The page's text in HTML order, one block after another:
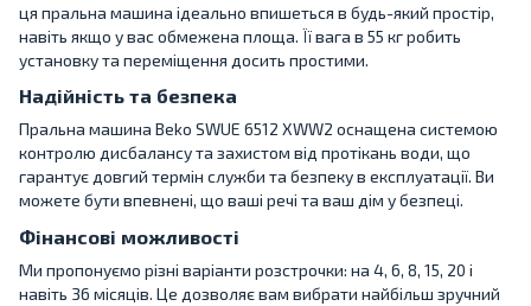
ця пральна машина ідеально впишеться в будь-який простір,
навіть якщо у вас обмежена площа. Її вага в 55 кг робить
установку та переміщення досить простими.
Надійність та безпека
Пральна машина Beko SWUE 6512 XWW2 оснащена системою
контролю дисбалансу та захистом від протікань води, що
гарантує довгий термін служби та безпеку в експлуатації. Ви
можете бути впевнені, що ваші речі та ваш дім у безпеці.
Фінансові можливості
Ми пропонуємо різні варіанти розстрочки: на 4, 6, 8, 15, 20 і
навіть 36 місяців. Це дозволяє вам вибрати найбільш зручний